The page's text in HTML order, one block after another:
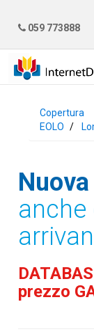
059 773888
Copertura
EOLO
Nuova
anche
prezzo